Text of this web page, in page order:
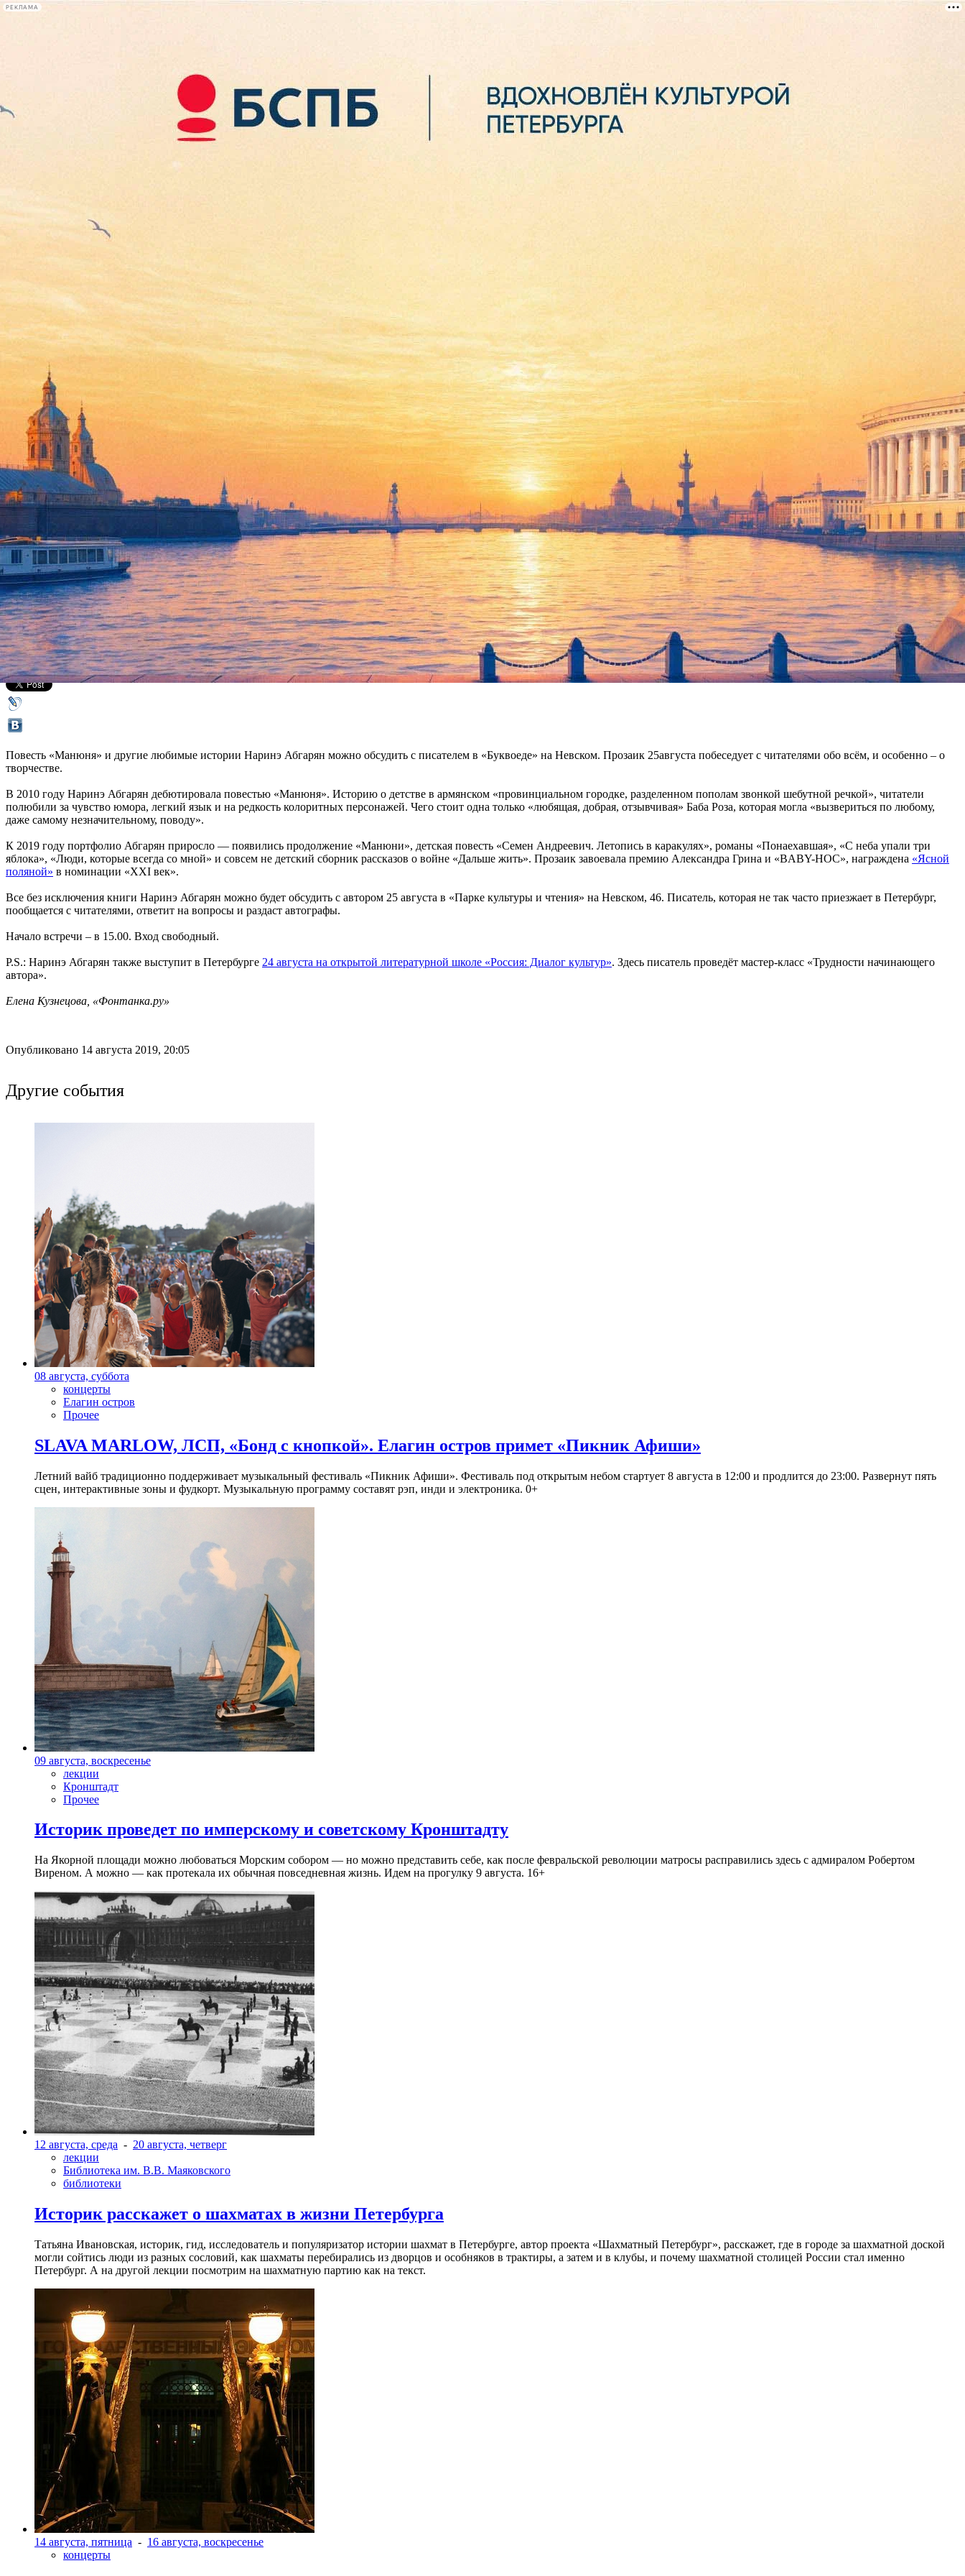
РЕКЛАМА
лекции
книги
С неба на петербуржцев упадет Наринэ Абгарян
25 августа 2019, воскресенье,15.00
Версия для печати
Все книги
Повесть «Манюня» и другие любимые истории Наринэ Абгарян можно обсудить с писателем в «Буквоеде» на Невском. Прозаик 25августа побеседует с читателями обо всём, и особенно – о
творчестве.
В 2010 году Наринэ Абгарян дебютировала повестью «Манюня». Историю о детстве в армянском «провинциальном городке, разделенном пополам звонкой шебутной речкой», читатели
полюбили за чувство юмора, легкий язык и на редкость колоритных персонажей. Чего стоит одна только «любящая, добрая, отзывчивая» Баба Роза, которая могла «вызвериться по любому,
даже самому незначительному, поводу».
К 2019 году портфолио Абгарян приросло — появились продолжение «Манюни», детская повесть «Семен Андреевич. Летопись в каракулях», романы «Понаехавшая», «С неба упали три
яблока», «Люди, которые всегда со мной» и совсем не детский сборник рассказов о войне «Дальше жить». Прозаик завоевала премию Александра Грина и «BABY-НОС», награждена «Ясной
поляной» в номинации «XXI век».
Все без исключения книги Наринэ Абгарян можно будет обсудить с автором 25 августа в «Парке культуры и чтения» на Невском, 46. Писатель, которая не так часто приезжает в Петербург,
пообщается с читателями, ответит на вопросы и раздаст автографы.
Начало встречи – в 15.00. Вход свободный.
P.S.: Наринэ Абгарян также выступит в Петербурге 24 августа на открытой литературной школе «Россия: Диалог культур». Здесь писатель проведёт мастер-класс «Трудности начинающего
автора».
Елена Кузнецова, «Фонтанка.ру»
Опубликовано 14 августа 2019, 20:05
Другие события
08 августа, суббота
концерты
Елагин остров
Прочее
SLAVA MARLOW, ЛСП, «Бонд с кнопкой». Елагин остров примет «Пикник Афиши»
Летний вайб традиционно поддерживает музыкальный фестиваль «Пикник Афиши». Фестиваль под открытым небом стартует 8 августа в 12:00 и продлится до 23:00. Развернут пять
сцен, интерактивные зоны и фудкорт. Музыкальную программу составят рэп, инди и электроника. 0+
09 августа, воскресенье
лекции
Кронштадт
Прочее
Историк проведет по имперскому и советскому Кронштадту
На Якорной площади можно любоваться Морским собором — но можно представить себе, как после февральской революции матросы расправились здесь с адмиралом Робертом
Виреном. А можно — как протекала их обычная повседневная жизнь. Идем на прогулку 9 августа. 16+
12 августа, среда - 20 августа, четверг
лекции
Библиотека им. В.В. Маяковского
библиотеки
Историк расскажет о шахматах в жизни Петербурга
Татьяна Ивановская, историк, гид, исследователь и популяризатор истории шахмат в Петербурге, автор проекта «Шахматный Петербург», расскажет, где в городе за шахматной доской
могли сойтись люди из разных сословий, как шахматы перебирались из дворцов и особняков в трактиры, а затем и в клубы, и почему шахматной столицей России стал именно
Петербург. А на другой лекции посмотрим на шахматную партию как на текст.
14 августа, пятница - 16 августа, воскресенье
концерты